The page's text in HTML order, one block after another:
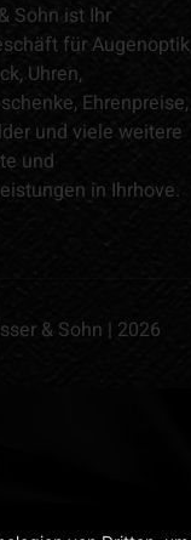
Sohn ist Ihr
für Augenoptik,
Uhren,
Ehrenpreise,
und viele weitere
und
in Ihrhove.
& Sohn | 2026